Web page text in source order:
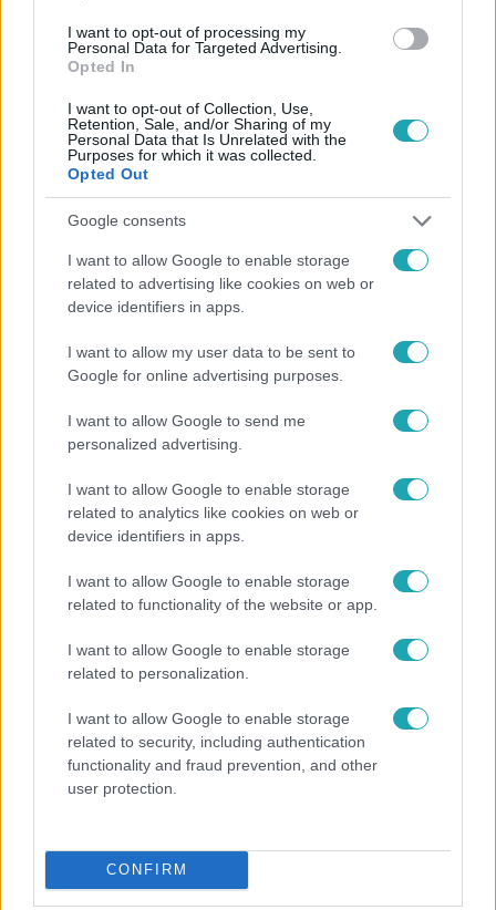
I want to opt-out of processing my
Personal Data for Targeted Advertising.
Opted In
I want to opt-out of Collection, Use,
Retention, Sale, and/or Sharing of my
Personal Data that Is Unrelated with the
Purposes for which it was collected.
Opted Out
Google consents
I want to allow Google to enable storage
related to advertising like cookies on web or
device identifiers in apps.
I want to allow my user data to be sent to
Google for online advertising purposes.
I want to allow Google to send me
personalized advertising.
I want to allow Google to enable storage
related to analytics like cookies on web or
device identifiers in apps.
I want to allow Google to enable storage
related to functionality of the website or app.
I want to allow Google to enable storage
related to personalization.
I want to allow Google to enable storage
related to security, including authentication
functionality and fraud prevention, and other
user protection.
CONFIRM
2023. március 7. 13:36
Videó: felrobbant egy elektromos bicikli
Egyre több tüzet okoznak az efféle járművek.
Belföld
Hamarosan módosulhat a KRESZ
A változások várhatóan az új közlekedési eszközöket és a
2022. május 26. 16:12